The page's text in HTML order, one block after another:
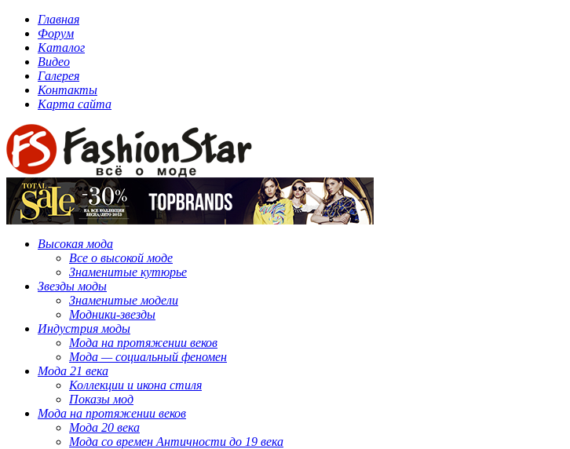
Главная
Форум
Каталог
Видео
Галерея
Контакты
Карта сайта
Высокая мода
Все о высокой моде
Знаменитые кутюрье
Звезды моды
Знаменитые модели
Модники-звезды
Индустрия моды
Мода на протяжении веков
Мода — социальный феномен
Мода 21 века
Коллекции и икона стиля
Показы мод
Мода на протяжении веков
Мода 20 века
Мода со времен Античности до 19 века